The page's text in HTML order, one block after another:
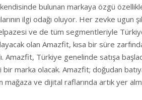
bulunan markaya özgü
ilgi odağı oluyor. Her zevke ugun
ve de tüm segmentleriyle
olan Amazfit, kısa bir süre
Amazfit, Türkiye genelinde satışa
bir marka olacak. Amazfit; doğudan
ve dijital raflarında artık yer